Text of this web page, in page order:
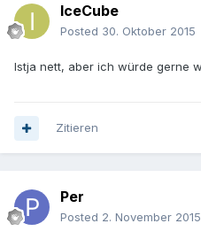
IceCube
Posted 30. Oktober 2015
Istja nett, aber ich würde gerne
Zitieren
Per
Posted 2. November 2015